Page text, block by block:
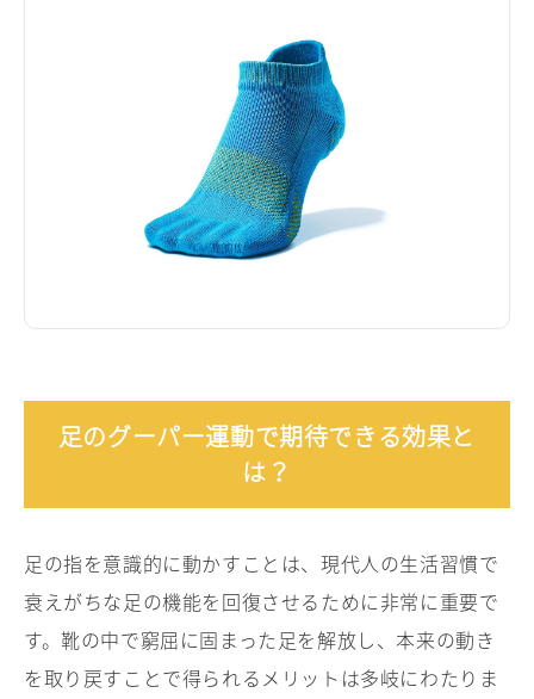
足のグーパー運動で期待できる効果と
は？
足の指を意識的に動かすことは、現代人の生活習慣で
衰えがちな足の機能を回復させるために非常に重要で
す。靴の中で窮屈に固まった足を解放し、本来の動き
を取り戻すことで得られるメリットは多岐にわたりま